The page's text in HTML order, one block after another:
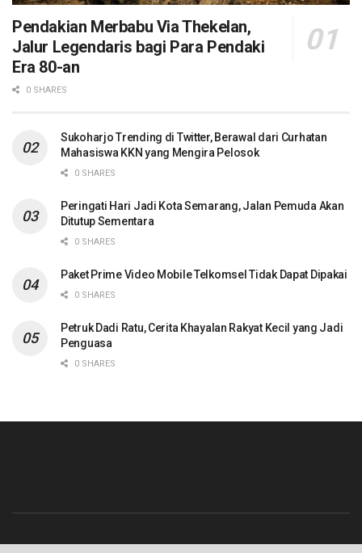
Pendakian Merbabu Via Thekelan,
Jalur Legendaris bagi Para Pendaki
Era 80-an
0 SHARES
Sukoharjo Trending di Twitter, Berawal dari Curhatan
Mahasiswa KKN yang Mengira Pelosok
0 SHARES
Peringati Hari Jadi Kota Semarang, Jalan Pemuda Akan
Ditutup Sementara
0 SHARES
Paket Prime Video Mobile Telkomsel Tidak Dapat Dipakai
0 SHARES
Petruk Dadi Ratu, Cerita Khayalan Rakyat Kecil yang Jadi
Penguasa
0 SHARES